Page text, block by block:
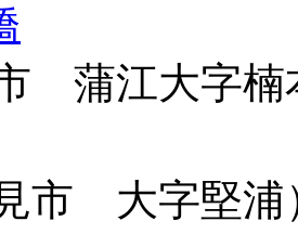
市 蒲江大字楠
見市 大字堅浦